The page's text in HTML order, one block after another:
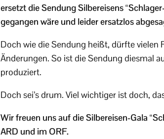
ersetzt die Sendung Silbereisens
gegangen wäre und leider ersatzlos
Doch wie die Sendung heißt, dürfte vielen
Änderungen. So ist die Sendung diesmal
produziert.
Doch sei’s drum. Viel wichtiger ist doch,
Wir freuen uns auf die Silbereisen-Gala
ARD und im ORF.